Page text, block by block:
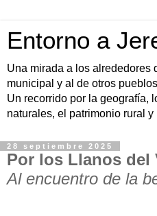
Entorno a
Una mirada a los alrededores
municipal y al de otros
Un recorrido por la geografía,
naturales, el patrimonio rural
28 septiembre 2025
Por los Llanos del
Al encuentro de la